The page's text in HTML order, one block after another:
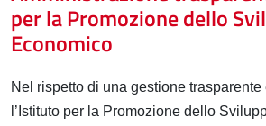
per la Promozione dello
Economico
Nel rispetto di una gestione
l’Istituto per la Promozione dello